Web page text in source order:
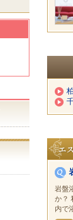
岩盤
か？
内で